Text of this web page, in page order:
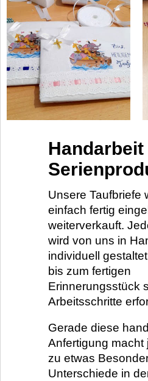
Unsere Taufbriefe
einfach fertig
weiterverkauft.
wird von uns in
individuell
bis zum fertigen
Erinnerungsstück
Arbeitsschritte
Gerade diese
Anfertigung macht
zu etwas
Unterschiede in